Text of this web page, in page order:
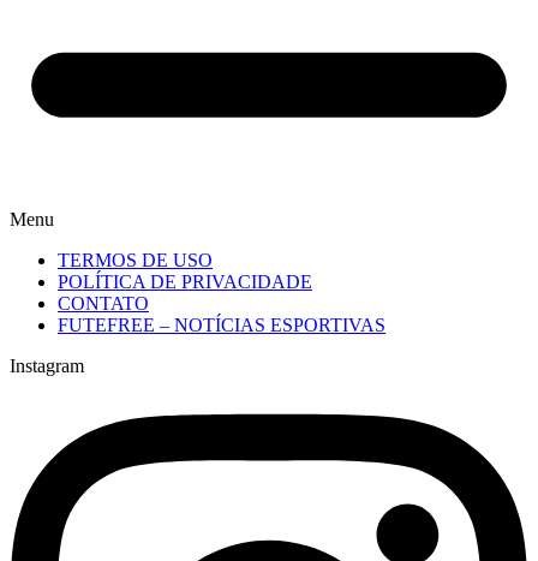
Menu
TERMOS DE USO
POLÍTICA DE PRIVACIDADE
CONTATO
FUTEFREE – NOTÍCIAS ESPORTIVAS
Instagram